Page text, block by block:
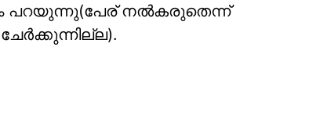
നല്‍കരുതെന്ന്